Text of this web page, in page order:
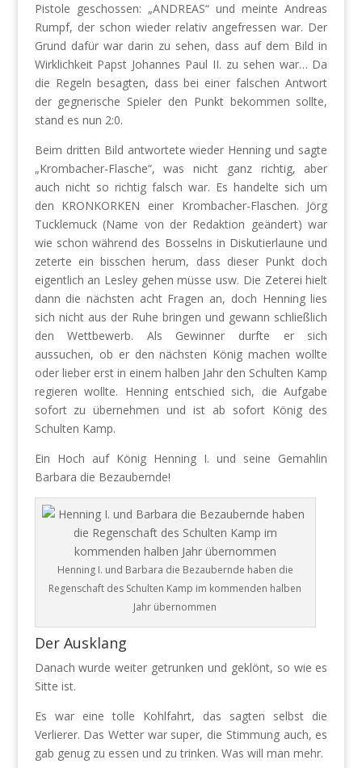
Pistole geschossen: „ANDREAS“ und meinte Andreas
Rumpf, der schon wieder relativ angefressen war. Der
Grund dafür war darin zu sehen, dass auf dem Bild in
Wirklichkeit Papst Johannes Paul II. zu sehen war… Da
die Regeln besagten, dass bei einer falschen Antwort
der gegnerische Spieler den Punkt bekommen sollte,
stand es nun 2:0.
Beim dritten Bild antwortete wieder Henning und sagte
„Krombacher-Flasche“, was nicht ganz richtig, aber
auch nicht so richtig falsch war. Es handelte sich um
den KRONKORKEN einer Krombacher-Flaschen. Jörg
Tucklemuck (Name von der Redaktion geändert) war
wie schon während des Bosselns in Diskutierlaune und
zeterte ein bisschen herum, dass dieser Punkt doch
eigentlich an Lesley gehen müsse usw. Die Zeterei hielt
dann die nächsten acht Fragen an, doch Henning lies
sich nicht aus der Ruhe bringen und gewann schließlich
den Wettbewerb. Als Gewinner durfte er sich
aussuchen, ob er den nächsten König machen wollte
oder lieber erst in einem halben Jahr den Schulten Kamp
regieren wollte. Henning entschied sich, die Aufgabe
sofort zu übernehmen und ist ab sofort König des
Schulten Kamp.
Ein Hoch auf König Henning I. und seine Gemahlin
Barbara die Bezaubernde!
Henning I. und Barbara die Bezaubernde haben die
Regenschaft des Schulten Kamp im kommenden halben
Jahr übernommen
Der Ausklang
Danach wurde weiter getrunken und geklönt, so wie es
Sitte ist.
Es war eine tolle Kohlfahrt, das sagten selbst die
Verlierer. Das Wetter war super, die Stimmung auch, es
gab genug zu essen und zu trinken. Was will man mehr.